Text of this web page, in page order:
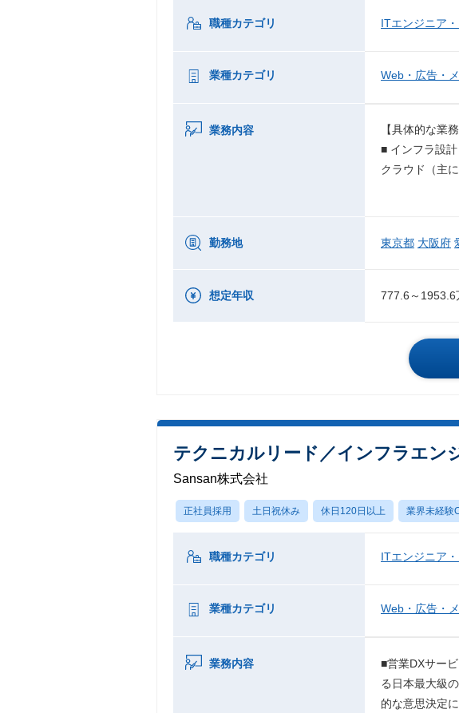
職種カテゴリ ITエンジニア
業種カテゴリ Web・広告・
業務内容
【具体的な業務
■ インフラ設
クラウド（主
勤務地 東京都 大阪府
想定年収 777.6～1953.6
テクニカルリード／インフラエン
Sansan株式会社
正社員採用 土日祝休み 休日120日以上 業界未経験
職種カテゴリ ITエンジニア
業種カテゴリ Web・広告・
業務内容
■営業DXサー
る日本最大級
的な意思決定